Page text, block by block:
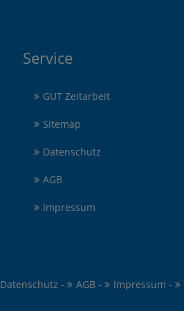
Service
GUT Zeitarbeit
Sitemap
Datenschutz
AGB
Impressum
Datenschutz - AGB- Impressum -